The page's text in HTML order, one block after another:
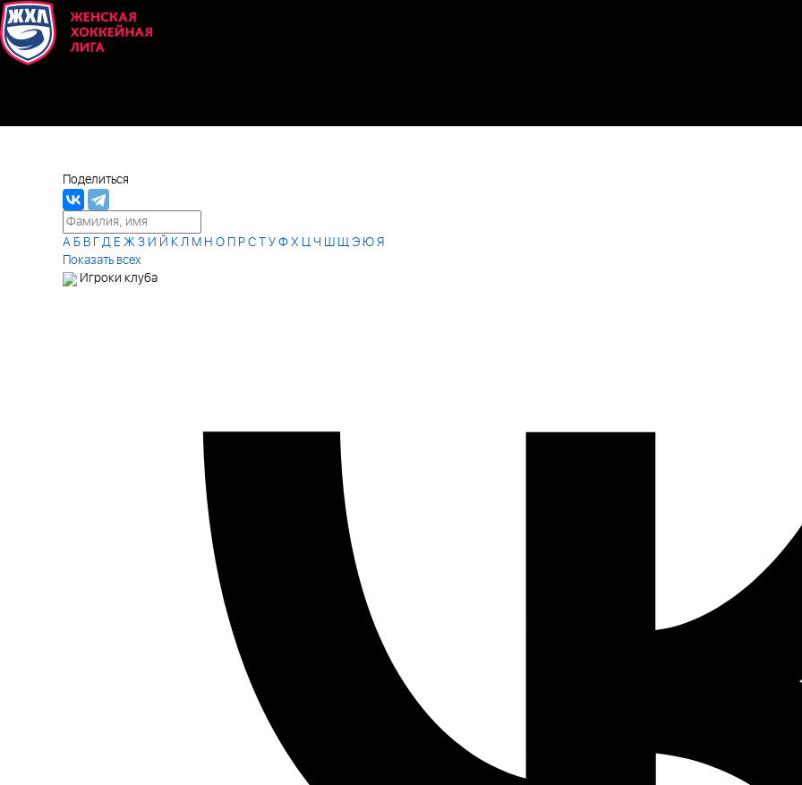
Поделиться
А Б В Д Е Ж З И Й К Л М Н О Р С У Ф Х Ц Ч Ш Щ Э Ю Я
Показать всех
Игроки клуба